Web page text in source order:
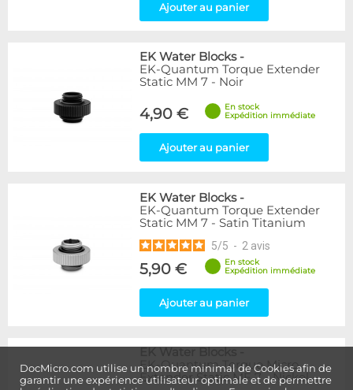
DocMicro.com utilise un nombre minimal de Cookies afin de
garantir une expérience utilisateur optimale et de permettre
Ajouter au panier
EK Water Blocks-
EK-Quantum Torque Extender
Static MM 7 - Noir
4,90 €
En stock
Expédition immédiate
Ajouter au panier
EK Water Blocks-
EK-Quantum Torque Extender
Static MM 7 - Satin Titanium
5/5 - 2 avis
5,90 €
En stock
Expédition immédiate
Ajouter au panier
EK-Quantum Torque Micro
Extender Static MF 7 - Nickel